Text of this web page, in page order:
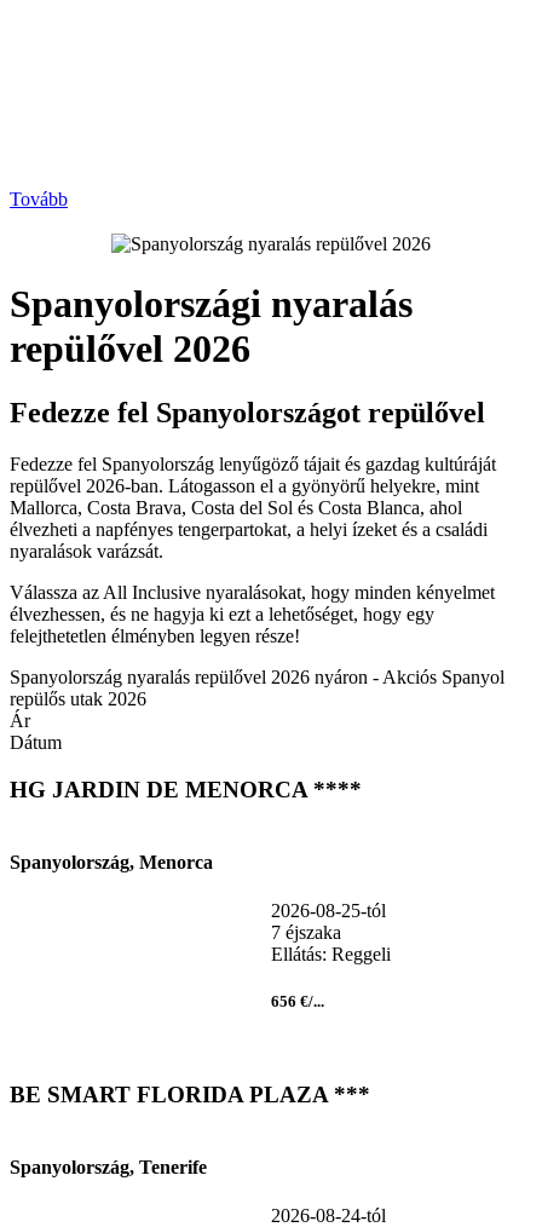
Tovább
Spanyolországi nyaralás
repülővel 2026
Fedezze fel Spanyolországot repülővel
Fedezze fel Spanyolország lenyűgöző tájait és gazdag kultúráját
repülővel 2026-ban. Látogasson el a gyönyörű helyekre, mint
Mallorca, Costa Brava, Costa del Sol és Costa Blanca, ahol
élvezheti a napfényes tengerpartokat, a helyi ízeket és a családi
nyaralások varázsát.
Válassza az All Inclusive nyaralásokat, hogy minden kényelmet
élvezhessen, és ne hagyja ki ezt a lehetőséget, hogy egy
felejthetetlen élményben legyen része!
Spanyolország nyaralás repülővel 2026 nyáron - Akciós Spanyol
repülős utak 2026
Ár
Dátum
HG JARDIN DE MENORCA ****
Spanyolország, Menorca
2026-08-25-tól
7 éjszaka
Ellátás: Reggeli
656 €/...
BE SMART FLORIDA PLAZA ***
Spanyolország, Tenerife
2026-08-24-tól